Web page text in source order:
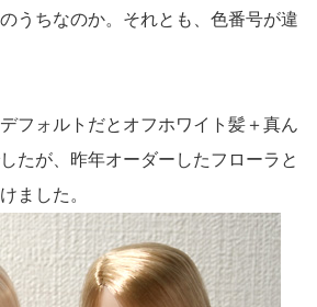
うちなのか。それとも、色番号が違
フォルトだとオフホワイト髪＋真ん
たが、昨年オーダーしたフローラと
ました。